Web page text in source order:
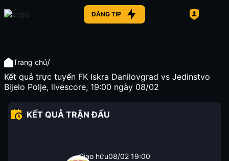
ĐĂNG TIP
Trang chủ/
Kết quả trực tuyến FK Iskra Danilovgrad vs Jedinstvo
Bijelo Polje, livescore, 19:00 ngày 08/02
KẾT QUẢ TRẬN ĐẤU
Giao hữu08/02 19:00